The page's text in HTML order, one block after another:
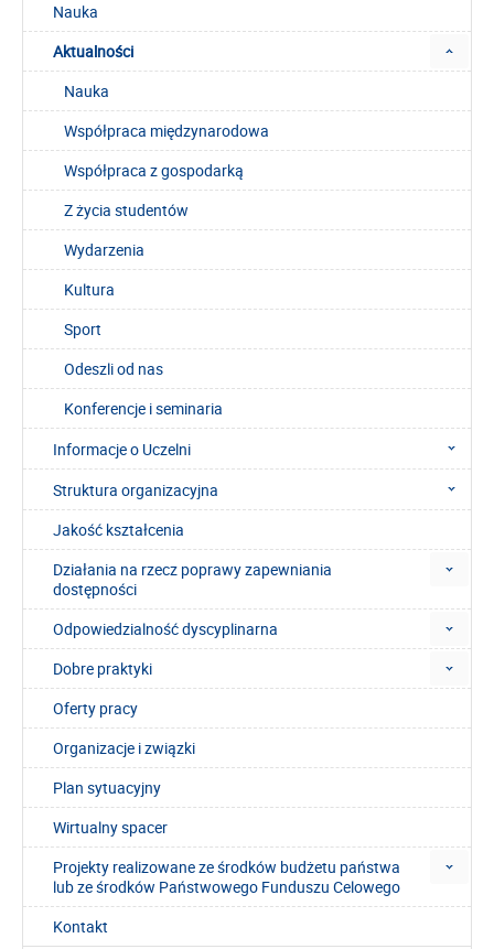
Nauka
Aktualności
Nauka
Współpraca międzynarodowa
Współpraca z gospodarką
Z życia studentów
Wydarzenia
Kultura
Sport
Odeszli od nas
Konferencje i seminaria
Informacje o Uczelni
Struktura organizacyjna
Jakość kształcenia
Działania na rzecz poprawy zapewniania
dostępności
Odpowiedzialność dyscyplinarna
Dobre praktyki
Oferty pracy
Organizacje i związki
Plan sytuacyjny
Wirtualny spacer
Projekty realizowane ze środków budżetu państwa
lub ze środków Państwowego Funduszu Celowego
Kontakt